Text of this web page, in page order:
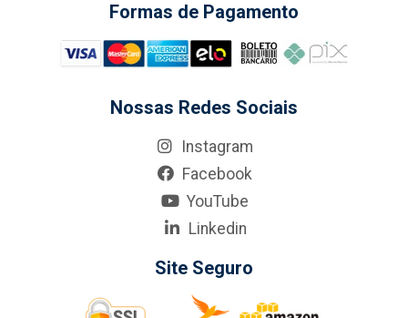
Formas de Pagamento
Nossas Redes Sociais
Instagram
Facebook
YouTube
Linkedin
Site Seguro